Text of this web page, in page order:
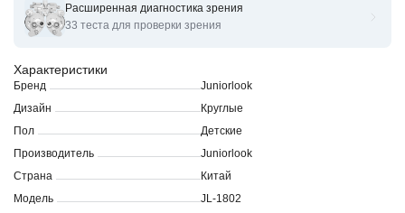
Оправы для очков корригирующих Juniorlook JL-1804
Характеристики
Бренд
Juniorlook
Дизайн
Круглые
Пол
Детские
Производитель
Juniorlook
Страна
Китай
Модель
JL-1802
Расширенная диагностика зрения
33 теста для проверки зрения